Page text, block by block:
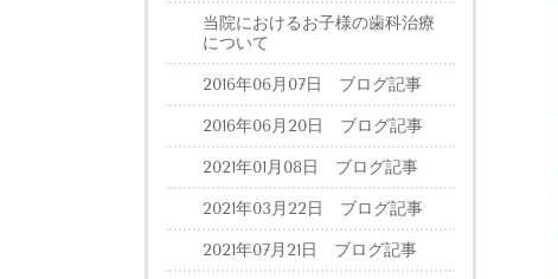
当院におけるお子様の歯科治療
について
2016年06月07日 ブログ記事
2016年06月20日 ブログ記事
2021年01月08日 ブログ記事
2021年03月22日 ブログ記事
2021年07月21日 ブログ記事